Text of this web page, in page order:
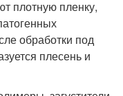
плотную пленку,
обработки под
плесень и